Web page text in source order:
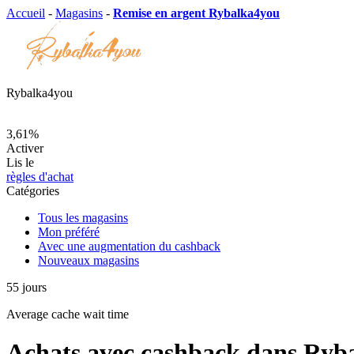
Accueil - Magasins - Remise en argent Rybalka4you
Rybalka4you
3,61%
Activer
Lis le
règles d'achat
Catégories
Tous les magasins
Mon préféré
Avec une augmentation du cashback
Nouveaux magasins
55 jours
Average cache wait time